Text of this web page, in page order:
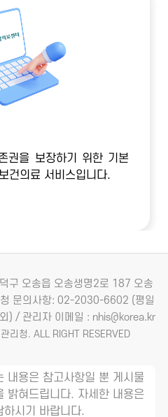
권을 보장하기 위한 기본
건의료 서비스입니다.
구 오송읍 오송생명2로 187 오송
문의사항: 02-2030-6602 (평일
/ 관리자 이메일 : nhis@korea.kr
리청. ALL RIGHT RESERVED
내용은 참고사항일 뿐 게시물
밝혀드립니다. 자세한 내용은
하시기 바랍니다.